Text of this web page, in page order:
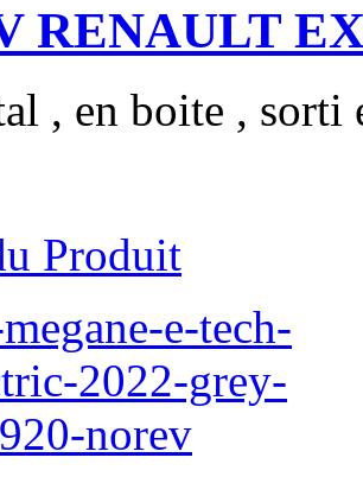
RENAULT
, en boite , sorti
Produit